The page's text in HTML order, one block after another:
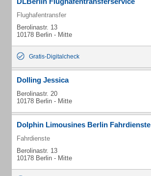
Flughafentransfer
Berolinastr. 13
10178 Berlin - Mitte
Gratis-Digitalcheck
Dolling Jessica
Berolinastr. 20
10178 Berlin - Mitte
Dolphin Limousines Berlin Fahrdienste
Fahrdienste
Berolinastr. 13
10178 Berlin - Mitte